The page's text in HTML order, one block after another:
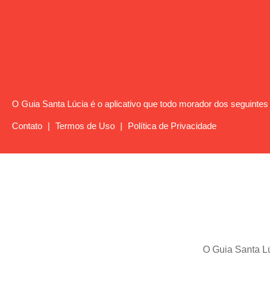
O Guia Santa Lúcia é o aplicativo que todo morador dos
Contato | Termos de Uso | Política de Privacidade
O Guia Santa